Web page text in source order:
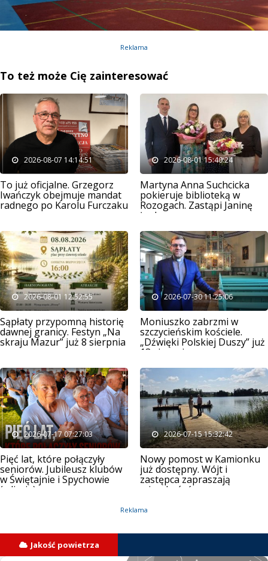
Reklama
To też może Cię zainteresować
2026-08-07 14:14:51
To już oficjalne. Grzegorz
Iwańczyk obejmuje mandat
radnego po Karolu Furczaku
2026-08-01 15:40:24
Martyna Anna Suchcicka
pokieruje biblioteką w
Rozogach. Zastąpi Janinę
Łachacz
2026-08-01 12:52:55
Sąpłaty przypomną historię
dawnej granicy. Festyn „Na
skraju Mazur” już 8 sierpnia
2026-07-30 11:25:06
Moniuszko zabrzmi w
szczycieńskim kościele.
„Dźwięki Polskiej Duszy” już
13 sierpnia
2026-07-17 07:27:03
Pięć lat, które połączyły
seniorów. Jubileusz klubów
w Świętajnie i Spychowie
(zdjęcia)
2026-07-15 15:32:42
Nowy pomost w Kamionku
już dostępny. Wójt i
zastępca zapraszają
mieszkańców
Reklama
Jakość powietrza